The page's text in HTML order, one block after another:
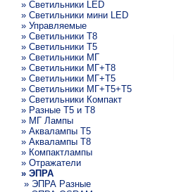
» Светильники LED
» Светильники мини LED
» Управляемые
» Светильники T8
» Светильники T5
» Светильники МГ
» Светильники МГ+T8
» Светильники МГ+T5
» Светильники МГ+T5+T5
» Светильники Компакт
» Разные T5 и T8
» МГ Лампы
» Аквалампы T5
» Аквалампы T8
» Компактлампы
» Отражатели
» ЭПРА
» ЭПРА Разные